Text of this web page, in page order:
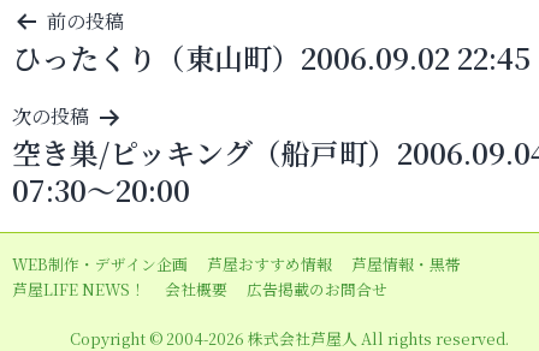
投
稿
ナ
ビ
ゲ
ー
シ
ョ
前の投稿
ひったくり（東山町）2006.09.02 22:45
次の投稿
空き巣/ピッキング（船戸町）
07:30～20:00
WEB制作・デザイン企画 芦屋おすすめ情報
芦屋情報・黒帯
芦屋LIFE NEWS！
会社概要 広告掲載のお問合せ
Copyright © 2004-2026 株式会社芦屋人 All rights reserved.